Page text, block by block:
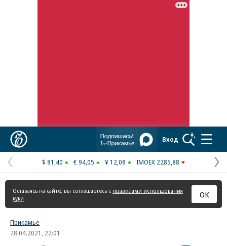
Вход
Предыдущая
страница
$ 81,40 € 94,05 ¥ 12,08 IMOEX 2285,88
Оставаясь на сайте, вы соглашаетесь с правилами использования
куки
ОК
Прикамье
28.04.2021, 22:01